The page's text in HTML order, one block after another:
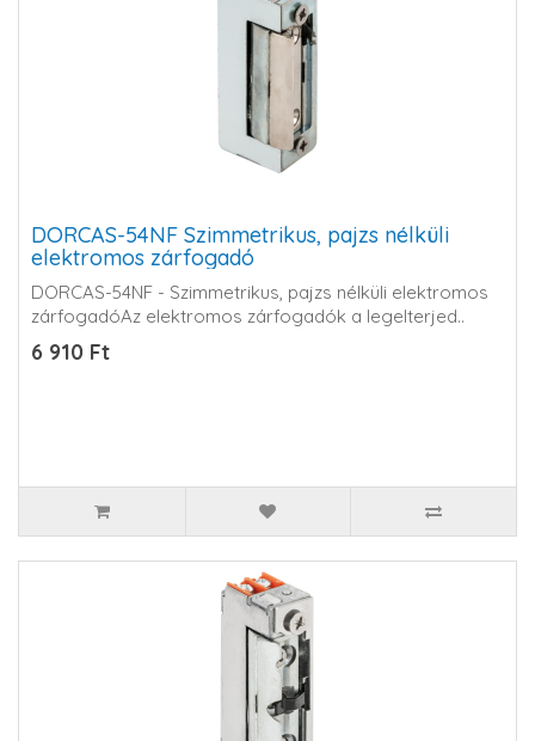
DORCAS-54NF Szimmetrikus, pajzs nélküli
elektromos zárfogadó
DORCAS-54NF - Szimmetrikus, pajzs nélküli elektromos
zárfogadóAz elektromos zárfogadók a legelterjed..
6 910 Ft